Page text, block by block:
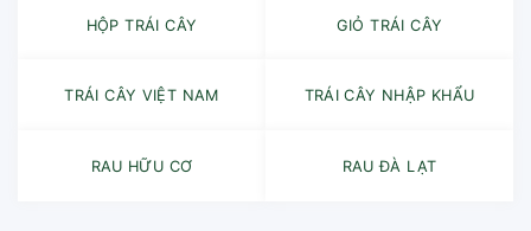
HỘP TRÁI CÂY GIỎ TRÁI CÂY
TRÁI CÂY VIỆT NAM TRÁI CÂY NHẬP KHẨU
RAU HỮU CƠ RAU ĐÀ LẠT